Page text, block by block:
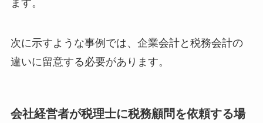
ます。
次に示すような事例では、企業会計と税務会計の
違いに留意する必要があります。
会社経営者が税理士に税務顧問を依頼する場